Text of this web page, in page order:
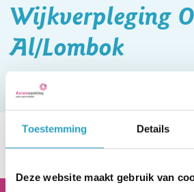
Toestemming Details
Deze website maakt gebruik van
Wijkverpleging
Al/Lombok